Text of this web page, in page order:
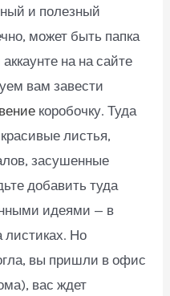
и полезный
может быть папка
на на сайте
вам завести
коробочку. Туда
листья,
засушенные
добавить туда
идеями — в
листиках. Но
вы пришли в офис
вас ждет